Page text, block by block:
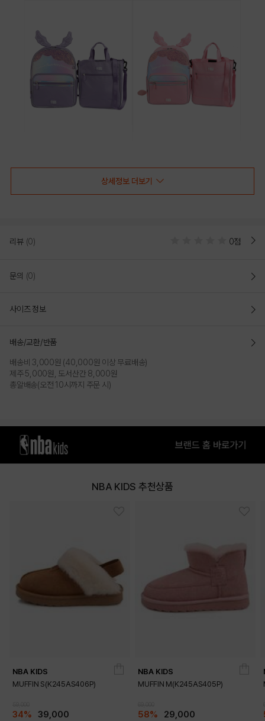
PRODUCT VIEW
상세정보 더보기
리뷰 (0) 0점
문의 (0)
사이즈 정보
배송/교환/반품
배송비 3,000원 (40,000원 이상 무료배송)
제주 5,000원, 도서산간 8,000원
총알배송(오전 10시까지 주문 시)
NBA KIDS 추천상품
NBA KIDS
MUFFIN S(K245AS406P)
34% 39,000
NBA KIDS
MUFFIN M(K245AS405P)
58% 29,000